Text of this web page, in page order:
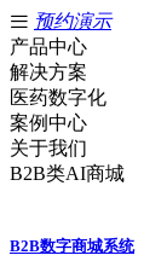
预约演示
产品中心
解决方案
医药数字化
案例中心
关于我们
B2B类AI商城
B2B数字商城系统